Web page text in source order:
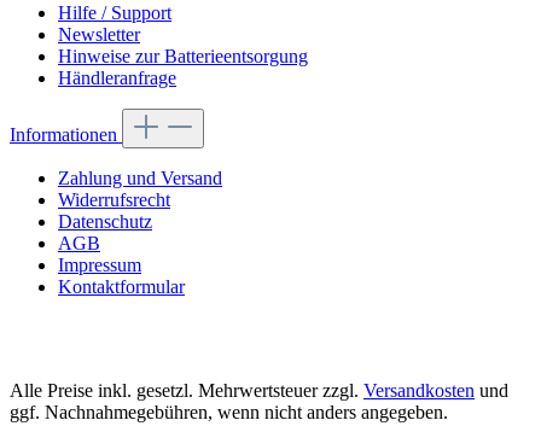
Hilfe / Support
Newsletter
Hinweise zur Batterieentsorgung
Händleranfrage
Informationen
Zahlung und Versand
Widerrufsrecht
Datenschutz
AGB
Impressum
Kontaktformular
Alle Preise inkl. gesetzl. Mehrwertsteuer zzgl. Versandkosten und
ggf. Nachnahmegebühren, wenn nicht anders angegeben.